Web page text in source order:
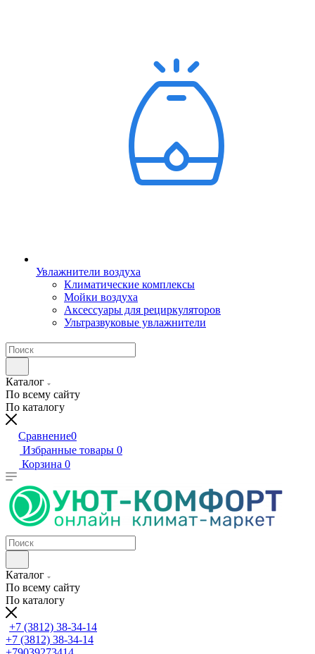
Увлажнители воздуха
Климатические комплексы
Мойки воздуха
Аксессуары для рециркуляторов
Ультразвуковые увлажнители
Каталог
По всему сайту
По каталогу
Сравнение0
Избранные товары 0
Корзина 0
Каталог
По всему сайту
По каталогу
+7 (3812) 38-34-14
+7 (3812) 38-34-14